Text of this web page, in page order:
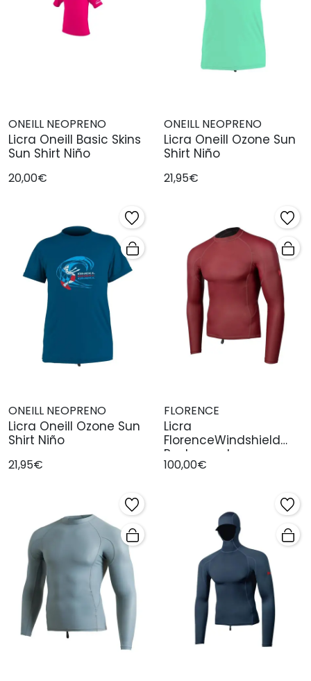
ONEILL NEOPRENO
Licra Oneill Basic Skins
Sun Shirt Niño
20,00€
ONEILL NEOPRENO
Licra Oneill Ozone Sun
Shirt Niño
21,95€
ONEILL NEOPRENO
Licra Oneill Ozone Sun
Shirt Niño
21,95€
FLORENCE
Licra
FlorenceWindshield
Rashguard
100,00€